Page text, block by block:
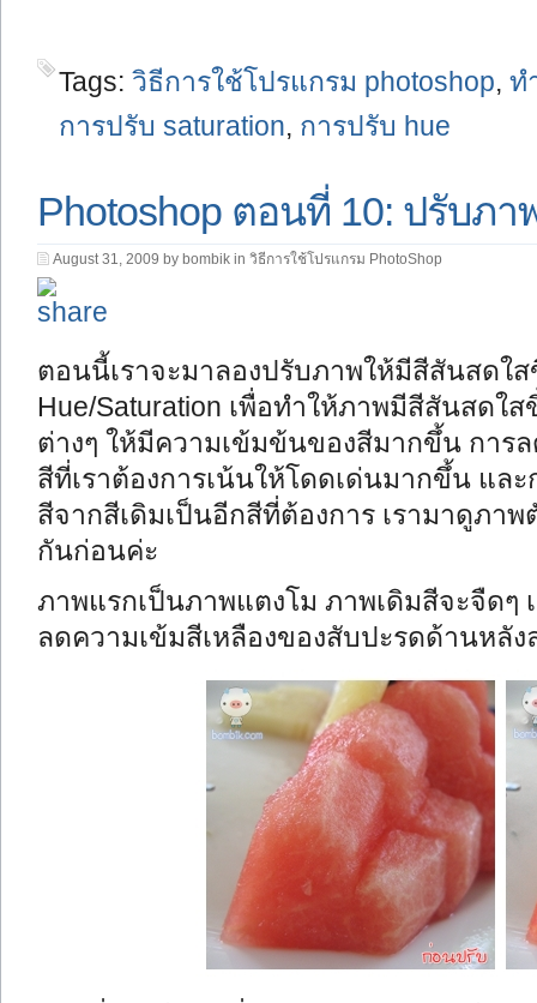
Tags: วิธีการใช้โปรแกรม photoshop, ท
การปรับ saturation, การปรับ hue
Photoshop ตอนที่ 10: ปรับภา
August 31, 2009 by bombik in วิธีการใช้โปรแกรม PhotoShop
ตอนนี้เราจะมาลองปรับภาพให้มีสีสันสดใ
Hue/Saturation เพื่อทำให้ภาพมีสีสันสดใ
ต่างๆ ให้มีความเข้มข้นของสีมากขึ้น การ
สีที่เราต้องการเน้นให้โดดเด่นมากขึ้น แล
สีจากสีเดิมเป็นอีกสีที่ต้องการ เรามาดูภา
กันก่อนค่ะ
ภาพแรกเป็นภาพแตงโม ภาพเดิมสีจะจืดๆ
ลดความเข้มสีเหลืองของสับปะรดด้านหลั